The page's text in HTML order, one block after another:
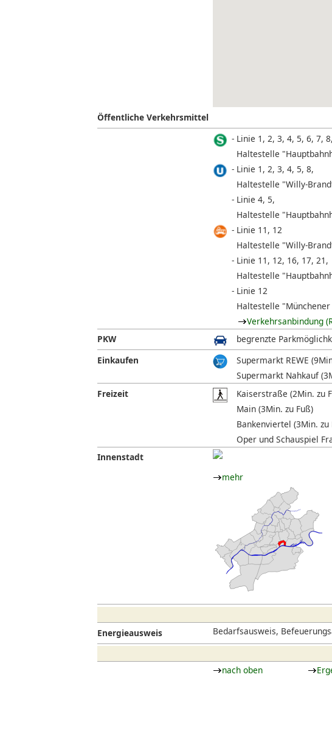
Öffentliche Verkehrsmittel
Linie 1, 2, 3, 4, 5, 6, 7,
Haltestelle
Linie 1, 2, 3, 4, 5, 8,
Haltestelle "Willy-
Linie 4, 5,
Haltestelle
Linie 11, 12
Haltestelle "Willy-
Linie 11, 12, 16, 17, 21,
Haltestelle
Linie 12
Haltestelle
Verkehrsanbindung
PKW
begrenzte
Einkaufen
Supermarkt REWE
Supermarkt Nahkauf
Freizeit
Kaiserstraße (2Min. zu
Main (3Min. zu Fuß)
Bankenviertel (3Min. zu
Oper und Schauspiel
Innenstadt
mehr
Energieausweis Bedarfsausweis,
nach oben